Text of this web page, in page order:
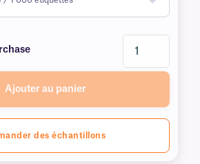
Ajouter au panier
des échantillons